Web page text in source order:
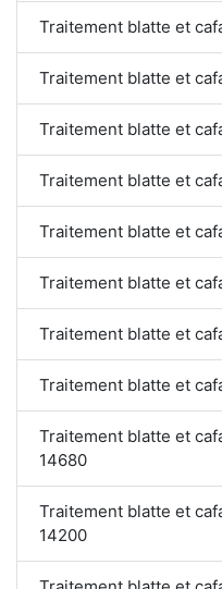
Traitement blatte et
Traitement blatte et
Traitement blatte et
Traitement blatte et
Traitement blatte et
Traitement blatte et
Traitement blatte et
Traitement blatte et
Traitement blatte et
14680
Traitement blatte et
14200